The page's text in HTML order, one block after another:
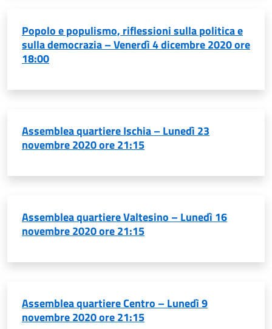
Popolo e populismo, riflessioni sulla politica e
sulla democrazia – Venerdì 4 dicembre 2020 ore
18:00
Assemblea quartiere Ischia – Lunedì 23
novembre 2020 ore 21:15
Assemblea quartiere Valtesino – Lunedì 16
novembre 2020 ore 21:15
Assemblea quartiere Centro – Lunedì 9
novembre 2020 ore 21:15